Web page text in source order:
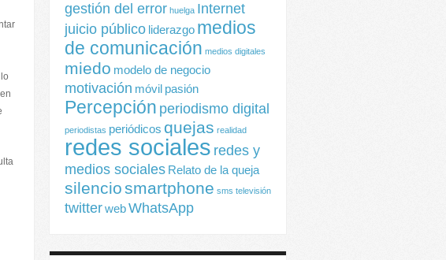
gestión del error huelga Internet
juicio público liderazgo medios
de comunicación medios digitales
miedo modelo de negocio
motivación móvil pasión
Percepción periodismo digital
periodistas periódicos quejas realidad
redes sociales redes y
medios sociales Relato de la queja
silenciosmartphone sms televisión
twitterwebWhatsApp